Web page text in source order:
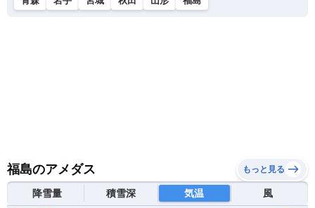
福島のアメダス もっと見る
降雪量 積雪深 気温 風